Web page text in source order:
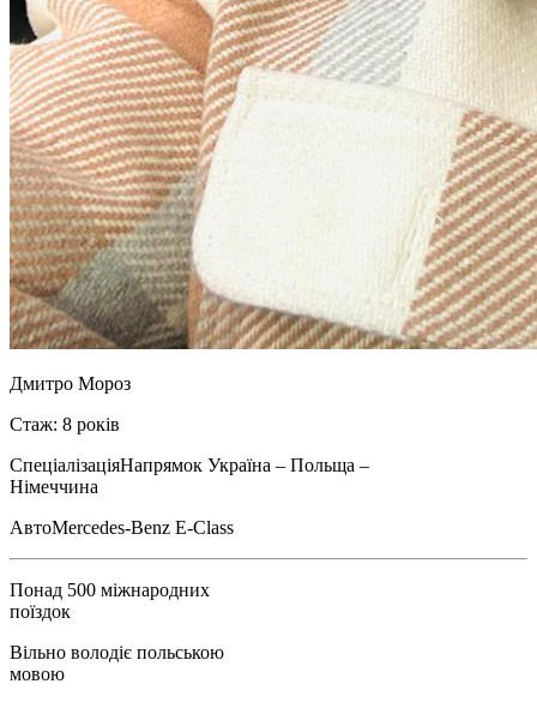
Дмитро Мороз
Стаж: 8 років
СпеціалізаціяНапрямок Україна – Польща –
Німеччина
АвтоMercedes-Benz E-Class
Понад 500 міжнародних
поїздок
Вільно володіє польською
мовою